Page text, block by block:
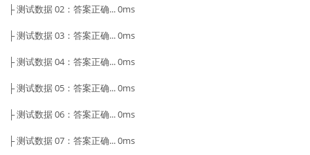
├ 测试数据 02：答案正确... 0ms
├ 测试数据 03：答案正确... 0ms
├ 测试数据 04：答案正确... 0ms
├ 测试数据 05：答案正确... 0ms
├ 测试数据 06：答案正确... 0ms
├ 测试数据 07：答案正确... 0ms